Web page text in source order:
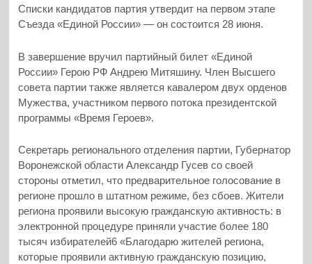
Списки кандидатов партия утвердит на первом этапе
Съезда «Единой России» — он состоится 28 июня.
В завершение вручил партийный билет «Единой
России» Герою РФ Андрею Митяшину. Член Высшего
совета партии также является кавалером двух орденов
Мужества, участником первого потока президентской
программы «Время Героев».
Секретарь регионального отделения партии, Губернатор
Воронежской области Александр Гусев со своей
стороны отметил, что предварительное голосование в
регионе прошло в штатном режиме, без сбоев. Жители
региона проявили высокую гражданскую активность: в
электронной процедуре приняли участие более 180
тысяч избирателей6 «Благодарю жителей региона,
которые проявили активную гражданскую позицию,